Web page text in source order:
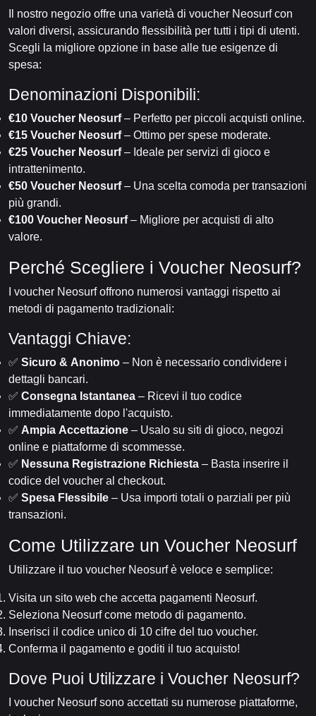
Il nostro negozio offre una varietà di voucher Neosurf con
valori diversi, assicurando flessibilità per tutti i tipi di utenti.
Scegli la migliore opzione in base alle tue esigenze di
spesa:
Denominazioni Disponibili:
€10 Voucher Neosurf– Perfetto per piccoli acquisti online.
€15 Voucher Neosurf– Ottimo per spese moderate.
€25 Voucher Neosurf– Ideale per servizi di gioco e
intrattenimento.
€50 Voucher Neosurf– Una scelta comoda per transazioni
più grandi.
€100 Voucher Neosurf– Migliore per acquisti di alto
valore.
Perché Scegliere i Voucher Neosurf?
I voucher Neosurf offrono numerosi vantaggi rispetto ai
metodi di pagamento tradizionali:
Vantaggi Chiave:
✅ Sicuro & Anonimo – Non è necessario condividere i
dettagli bancari.
✅ Consegna Istantanea – Ricevi il tuo codice
immediatamente dopo l'acquisto.
✅ Ampia Accettazione – Usalo su siti di gioco, negozi
online e piattaforme di scommesse.
✅ Nessuna Registrazione Richiesta – Basta inserire il
codice del voucher al checkout.
✅ Spesa Flessibile – Usa importi totali o parziali per più
transazioni.
Come Utilizzare un Voucher Neosurf
Utilizzare il tuo voucher Neosurf è veloce e semplice:
Visita un sito web che accetta pagamenti Neosurf.
Seleziona Neosurf come metodo di pagamento.
Inserisci il codice unico di 10 cifre del tuo voucher.
Conferma il pagamento e goditi il tuo acquisto!
Dove Puoi Utilizzare i Voucher Neosurf?
I voucher Neosurf sono accettati su numerose piattaforme,